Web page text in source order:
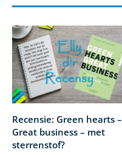
Recensie: Green hearts –
Great business – met
sterrenstof?